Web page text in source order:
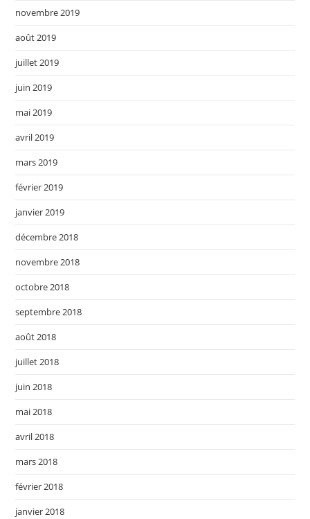
novembre 2019
août 2019
juillet 2019
juin 2019
mai 2019
avril 2019
mars 2019
février 2019
janvier 2019
décembre 2018
novembre 2018
octobre 2018
septembre 2018
août 2018
juillet 2018
juin 2018
mai 2018
avril 2018
mars 2018
février 2018
janvier 2018